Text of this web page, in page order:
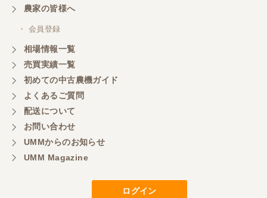
三重県／
嫌な顔をせずに一生懸命頑張ってくれる中山さんに
感謝しています。ここで3台買いましたが、これから
もよろしくお願いしたいです。
三重県／
初めてコンバインを買いに行ったのですが、とても
明るい方に担当していただき細かく説明して下さっ
てとても嬉しかったです。
担当さんの説明が丁寧で分かりやすく、急な要望に
農家の皆様へ
・ 会員登録
相場情報一覧
売買実績一覧
初めての中古農機ガイド
よくあるご質問
配送について
お問い合わせ
UMMからのお知らせ
UMM Magazine
ログイン